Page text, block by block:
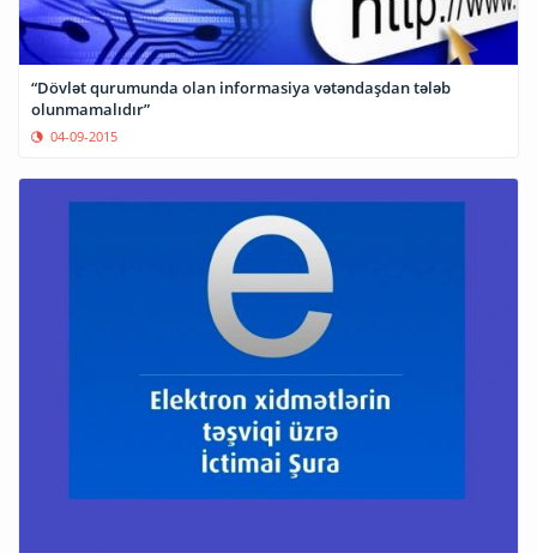
“Dövlət qurumunda olan informasiya vətəndaşdan tələb
olunmamalıdır”
04-09-2015